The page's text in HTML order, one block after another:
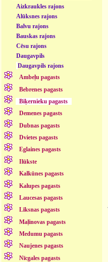
Aizkraukles rajons
Alūksnes rajons
Balvu rajons
Bauskas rajons
Cēsu rajons
Daugavpils
Daugavpils rajons
Ambeļu pagasts
Bebrenes pagasts
Biķernieku pagasts
Demenes pagasts
Dubnas pagasts
Dvietes pagasts
Eglaines pagasts
Ilūkste
Kalkūnes pagasts
Kalupes pagasts
Laucesas pagasts
Līksnas pagasts
Maļinovas pagasts
Medumu pagasts
Naujenes pagasts
Nīcgales pagasts